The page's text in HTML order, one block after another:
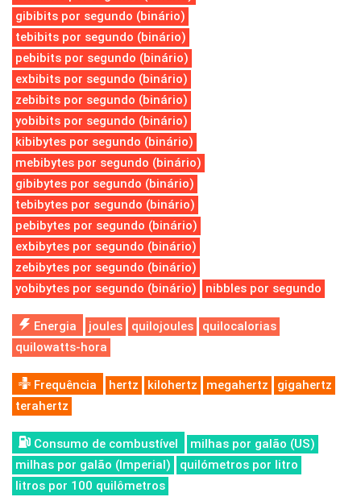
gibibits por segundo (binário)
tebibits por segundo (binário)
pebibits por segundo (binário)
exbibits por segundo (binário)
zebibits por segundo (binário)
yobibits por segundo (binário)
kibibytes por segundo (binário)
mebibytes por segundo (binário)
gibibytes por segundo (binário)
tebibytes por segundo (binário)
pebibytes por segundo (binário)
exbibytes por segundo (binário)
zebibytes por segundo (binário)
yobibytes por segundo (binário)
nibbles por segundo
Energia joules quilojoules
quilocalorias
quilowatts-hora
Frequência hertz kilohertz megahertz
gigahertz
terahertz
Consumo de combustível
milhas por galão (US)
milhas por galão (Imperial)
quilómetros por litro
litros por 100 quilômetros